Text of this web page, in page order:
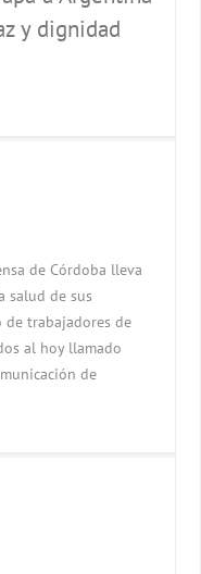
y dignidad
de Córdoba lleva
salud de sus
de trabajadores de
al hoy llamado
de